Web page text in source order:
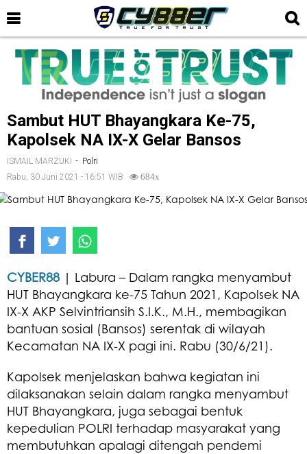
Sambut HUT Bhayangkara Ke-75,
Kapolsek NA IX-X Gelar Bansos
ISMAIL MARZUKI - Polri
Rabu, 30 Juni 2021 - 16:51 WIB
684x
CYBER88 | Labura – Dalam rangka menyambut
HUT Bhayangkara ke-75 Tahun 2021, Kapolsek NA
IX-X AKP Selvintriansih S.I.K., M.H., membagikan
bantuan sosial (Bansos) serentak di wilayah
Kecamatan NA IX-X pagi ini. Rabu (30/6/21).
Kapolsek menjelaskan bahwa kegiatan ini
dilaksanakan selain dalam rangka menyambut
HUT Bhayangkara, juga sebagai bentuk
kepedulian POLRI terhadap masyarakat yang
membutuhkan apalagi ditengah pendemi